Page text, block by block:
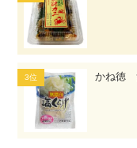
かね徳